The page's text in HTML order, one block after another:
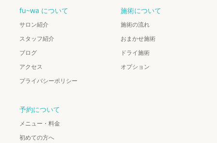
fu~wa について
サロン紹介
スタッフ紹介
ブログ
アクセス
プライバシーポリシー
施術について
施術の流れ
おまかせ施術
ドライ施術
オプション
予約について
メニュー・料金
初めての方へ